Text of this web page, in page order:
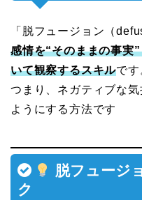
「脱フュージョン（
感情を“そのままの事実
いて観察するスキルです
つまり、ネガティブな
ようにする方法です
脱フュージ
ク